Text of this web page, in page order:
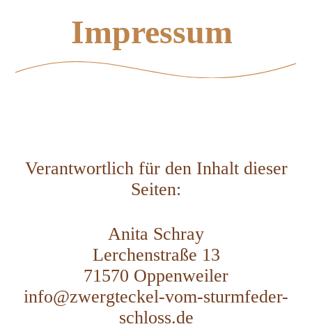
Impressum
Verantwortlich für den Inhalt dieser
Seiten:
Anita Schray
Lerchenstraße 13
71570 Oppenweiler
info@zwergteckel-vom-sturmfeder-
schloss.de